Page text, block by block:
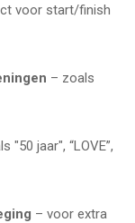
voor start/finish
– zoals
"50 jaar", “LOVE”,
– voor extra